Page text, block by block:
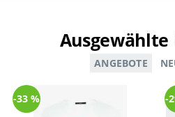
ANGEBOTE
-33 % -